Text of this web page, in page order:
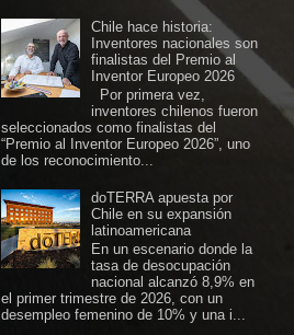
Chile hace historia:
Inventores nacionales son
finalistas del Premio al
Inventor Europeo 2026
Por primera vez,
inventores chilenos fueron
seleccionados como finalistas del
“Premio al Inventor Europeo 2026”, uno
de los reconocimiento...
doTERRA apuesta por
Chile en su expansión
latinoamericana
En un escenario donde la
tasa de desocupación
nacional alcanzó 8,9% en
el primer trimestre de 2026, con un
desempleo femenino de 10% y una i...